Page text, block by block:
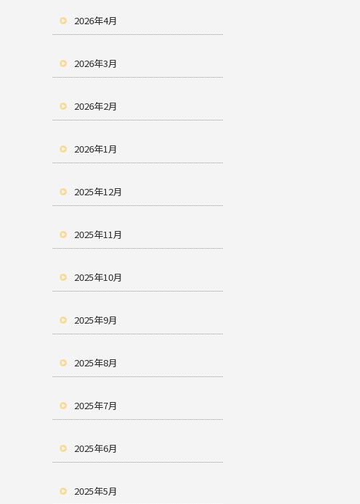
2026年4月
2026年3月
2026年2月
2026年1月
2025年12月
2025年11月
2025年10月
2025年9月
2025年8月
2025年7月
2025年6月
2025年5月